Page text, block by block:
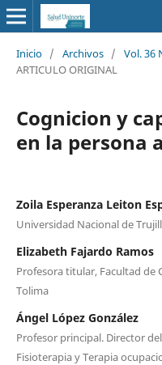
Inicio / Archivos / Vol. 36
ARTICULO ORIGINAL
Cognicion y
en la persona
Zoila Esperanza Leiton
Universidad Nacional de
Elizabeth Fajardo Ramos
Profesora titular, Facultad de
Tolima
Ángel López González
Profesor principal. Director
Fisioterapia y Terapia